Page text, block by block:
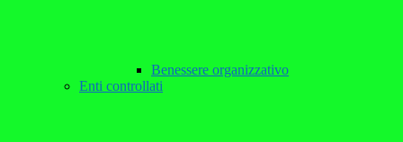
Benessere organizzativo
Enti controllati